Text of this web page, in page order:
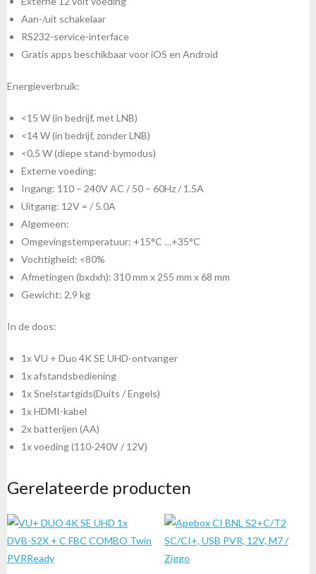
Aan-/uit schakelaar
RS232-service-interface
Gratis apps beschikbaar voor iOS en Android
Energieverbruik:
<15 W (in bedrijf, met LNB)
<14 W (in bedrijf, zonder LNB)
<0,5 W (diepe stand-bymodus)
Externe voeding:
Ingang: 110 – 240V AC / 50 – 60Hz / 1.5A
Uitgang: 12V = / 5.0A
Algemeen:
Omgevingstemperatuur: +15°C …+35°C
Vochtigheid: <80%
Afmetingen (bxdxh): 310 mm x 255 mm x 68 mm
Gewicht: 2,9 kg
In de doos:
1x VU + Duo 4K SE UHD-ontvanger
1x afstandsbediening
1x Snelstartgids(Duits / Engels)
1x HDMI-kabel
2x batterijen (AA)
1x voeding (110-240V / 12V)
Gerelateerde producten